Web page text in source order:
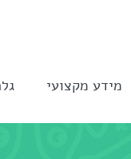
מידע מקצועי